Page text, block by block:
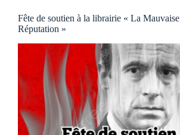
Fête de soutien à la librairie « La Mauvaise
Réputation »